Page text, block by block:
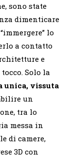
sono state
dimenticare
lo
a contatto
e
Solo la
unica, vissuta
un
tra lo
messa in
di camere,
3D con